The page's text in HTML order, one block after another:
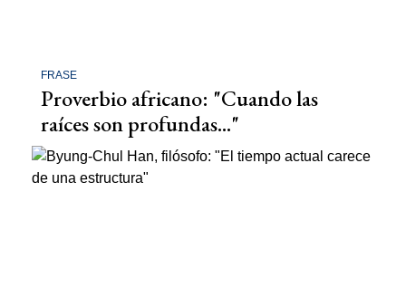
FRASE
Proverbio africano: "Cuando las
raíces son profundas..."